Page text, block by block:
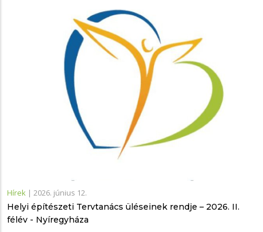
Hírek | 2026. június 12.
Helyi építészeti Tervtanács üléseinek rendje – 2026. II.
félév - Nyíregyháza